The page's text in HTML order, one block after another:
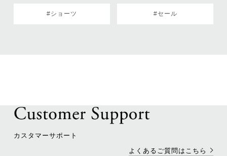
#ショーツ #セール
カスタマーサポート
よくあるご質問はこちら